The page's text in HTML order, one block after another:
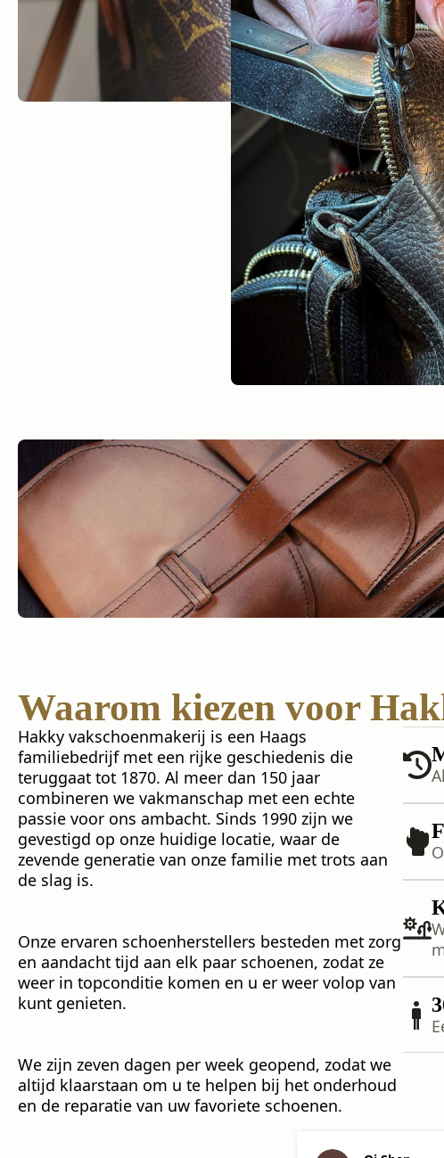
Waarom kiezen voor
Hakky vakschoenmakerij is een Haags
familiebedrijf met een rijke geschiedenis die
teruggaat tot 1870. Al meer dan 150 jaar
combineren we vakmanschap met een echte
passie voor ons ambacht. Sinds 1990 zijn we
gevestigd op onze huidige locatie, waar de
zevende generatie van onze familie met trots aan
de slag is.
Onze ervaren schoenherstellers besteden met zorg
en aandacht tijd aan elk paar schoenen, zodat ze
weer in topconditie komen en u er weer volop van
kunt genieten.
We zijn zeven dagen per week geopend, zodat we
altijd klaarstaan om u te helpen bij het onderhoud
en de reparatie van uw favoriete schoenen.